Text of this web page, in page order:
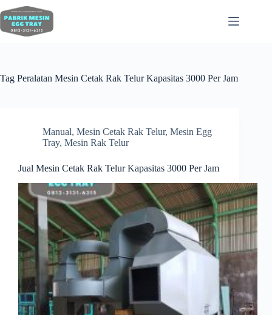
Tag Peralatan Mesin Cetak Rak Telur Kapasitas 3000 Per Jam
Manual, Mesin Cetak Rak Telur, Mesin Egg
Tray, Mesin Rak Telur
Jual Mesin Cetak Rak Telur Kapasitas 3000 Per Jam